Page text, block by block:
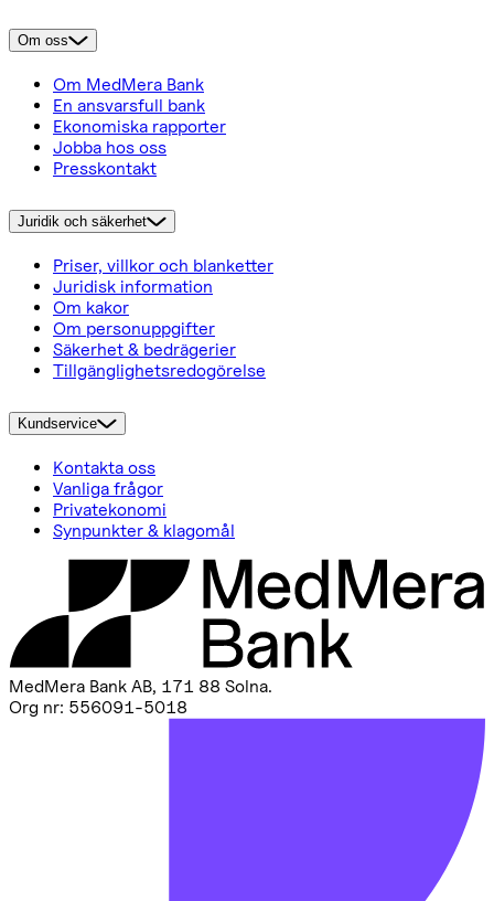
Om oss
Om MedMera Bank
En ansvarsfull bank
Ekonomiska rapporter
Jobba hos oss
Presskontakt
Juridik och säkerhet
Priser, villkor och blanketter
Juridisk information
Om kakor
Om personuppgifter
Säkerhet & bedrägerier
Tillgänglighetsredogörelse
Kundservice
Kontakta oss
Vanliga frågor
Privatekonomi
Synpunkter & klagomål
MedMera Bank AB, 171 88 Solna.
Org nr: 556091-5018